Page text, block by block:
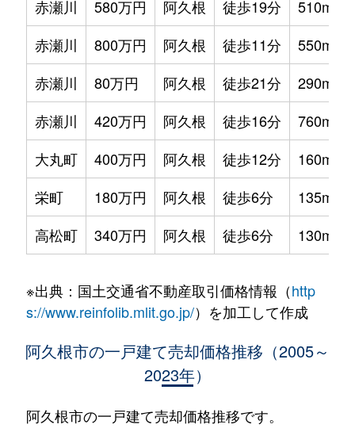
赤瀬川
580万円 阿久根 徒歩19分
510m²
赤瀬川
800万円 阿久根 徒歩11分
550m²
赤瀬川
80万円 阿久根 徒歩21分
290m²
赤瀬川
420万円 阿久根 徒歩16分
760m²
大丸町
400万円 阿久根 徒歩12分
160m²
栄町
180万円 阿久根 徒歩6分
135m²
高松町
340万円 阿久根 徒歩6分 130m²
※出典：国土交通省不動産取引価格情報（http
s://www.reinfolib.mlit.go.jp/）を加工して作成
阿久根市の一戸建て売却価格推移（2005～
2023年）
阿久根市の一戸建て売却価格推移です。